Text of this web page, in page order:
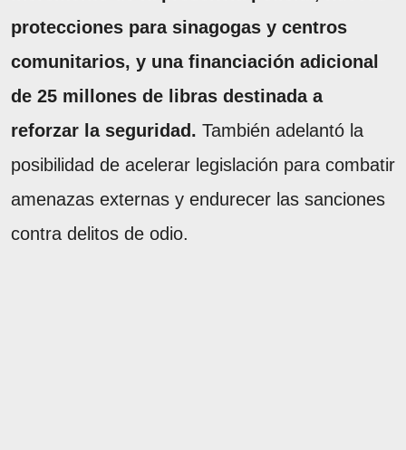
protecciones para sinagogas y centros
comunitarios, y una financiación adicional
de 25 millones de libras destinada a
reforzar la seguridad. También adelantó la
posibilidad de acelerar legislación para combatir
amenazas externas y endurecer las sanciones
contra delitos de odio.